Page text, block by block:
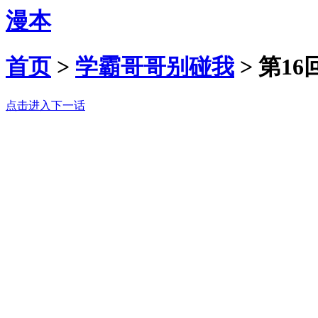
漫本
首页 > 学霸哥哥别碰我 > 第16
点击进入下一话